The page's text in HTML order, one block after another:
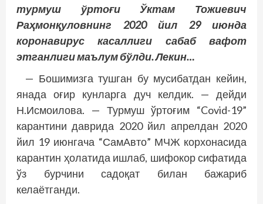
турмуш ўртоғи Ўктам Тожиевич
Раҳмонқуловнинг 2020 йил 29 июнда
коронавирус касаллиги сабаб вафот
этганлиги маълум бўлди. Лекин…
— Бошимизга тушган бу мусибатдан кейин,
янада оғир кунларга дуч келдик. — дейди
Н.Исмоилова. — Турмуш ўртоғим “Covid-19”
карантини даврида 2020 йил апрелдан 2020
йил 19 июнгача “СамАвто” МЧЖ корхонасида
карантин ҳолатида ишлаб, шифокор сифатида
ўз бурчини садоқат билан бажариб
келаётганди.